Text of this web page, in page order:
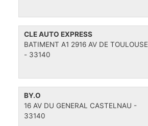
CLE AUTO EXPRESS
BATIMENT A1 2916 AV DE TOULOUSE
- 33140
BY.O
16 AV DU GENERAL CASTELNAU -
33140